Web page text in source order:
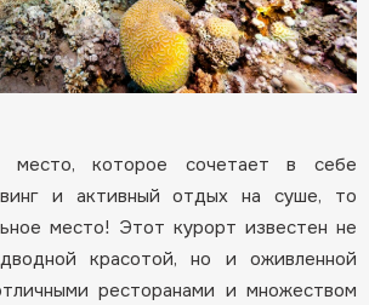
которое сочетает в себе
и активный отдых на суше, то
место! Этот курорт известен не
красотой, но и оживленной
ресторанами и множеством